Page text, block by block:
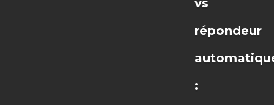
vs
répondeur
: